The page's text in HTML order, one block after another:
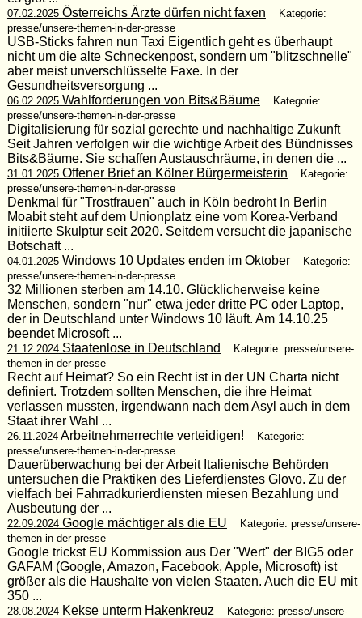
07.02.2025Österreichs Ärzte dürfen nicht faxen
Kategorie:
presse/unsere-themen-in-der-presse
USB-Sticks fahren nun Taxi Eigentlich geht es überhaupt
nicht um die alte Schneckenpost, sondern um "blitzschnelle"
aber meist unverschlüsselte Faxe. In der
Gesundheitsversorgung ...
06.02.2025Wahlforderungen von Bits&Bäume
Kategorie:
presse/unsere-themen-in-der-presse
Digitalisierung für sozial gerechte und nachhaltige Zukunft
Seit Jahren verfolgen wir die wichtige Arbeit des Bündnisses
Bits&Bäume. Sie schaffen Austauschräume, in denen die ...
31.01.2025Offener Brief an Kölner Bürgermeisterin
Kategorie:
presse/unsere-themen-in-der-presse
Denkmal für "Trostfrauen" auch in Köln bedroht In Berlin
Moabit steht auf dem Unionplatz eine vom Korea-Verband
initiierte Skulptur seit 2020. Seitdem versucht die japanische
Botschaft ...
04.01.2025Windows 10 Updates enden im Oktober
Kategorie:
presse/unsere-themen-in-der-presse
32 Millionen sterben am 14.10. Glücklicherweise keine
Menschen, sondern "nur" etwa jeder dritte PC oder Laptop,
der in Deutschland unter Windows 10 läuft. Am 14.10.25
beendet Microsoft ...
21.12.2024Staatenlose in Deutschland
Kategorie: presse/unsere-
themen-in-der-presse
Recht auf Heimat? So ein Recht ist in der UN Charta nicht
definiert. Trotzdem sollten Menschen, die ihre Heimat
verlassen mussten, irgendwann nach dem Asyl auch in dem
Staat ihrer Wahl ...
26.11.2024Arbeitnehmerrechte verteidigen!
Kategorie:
presse/unsere-themen-in-der-presse
Dauerüberwachung bei der Arbeit Italienische Behörden
untersuchen die Praktiken des Lieferdienstes Glovo. Zu der
vielfach bei Fahrradkurierdiensten miesen Bezahlung und
Ausbeutung der ...
22.09.2024Google mächtiger als die EU
Kategorie: presse/unsere-
themen-in-der-presse
Google trickst EU Kommission aus Der "Wert" der BIG5 oder
GAFAM (Google, Amazon, Facebook, Apple, Microsoft) ist
größer als die Haushalte von vielen Staaten. Auch die EU mit
350 ...
28.08.2024Kekse unterm Hakenkreuz
Kategorie: presse/unsere-